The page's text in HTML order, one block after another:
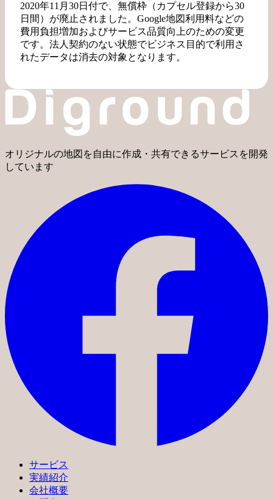
2020年11月30日付で、無償枠（カプセル登録から30
日間）が廃止されました。Google地図利用料などの
費用負担増加およびサービス品質向上のための変更
です。法人契約のない状態でビジネス目的で利用さ
れたデータは消去の対象となります。
オリジナルの地図を自由に作成・共有できるサービスを開発
しています
サービス
実績紹介
会社概要